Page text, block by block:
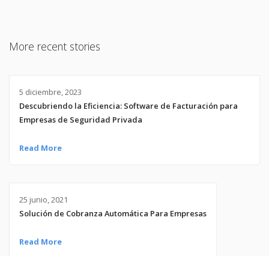
More recent stories
5 diciembre, 2023
Descubriendo la Eficiencia: Software de Facturación para
Empresas de Seguridad Privada
Read More
25 junio, 2021
Solución de Cobranza Automática Para Empresas
Read More